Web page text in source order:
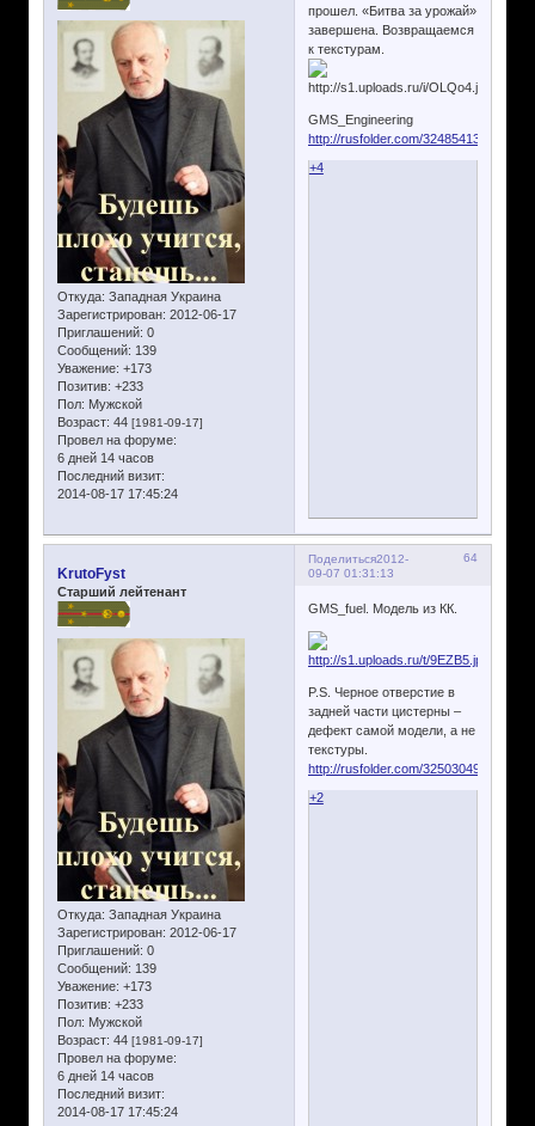
Откуда: Западная Украина
Зарегистрирован: 2012-06-17
Приглашений: 0
Сообщений: 139
Уважение: +173
Позитив: +233
Пол: Мужской
Возраст: 44 [1981-09-17]
Провел на форуме:
6 дней 14 часов
Последний визит:
2014-08-17 17:45:24
прошел. «Битва за урожай»
завершена. Возвращаемся
к текстурам.
GMS_Engineering
http://rusfolder.com/32485413
+4
Поделиться 64
2012-
09-07 01:31:13
KrutoFyst
Старший лейтенант
Откуда: Западная Украина
Зарегистрирован: 2012-06-17
Приглашений: 0
Сообщений: 139
Уважение: +173
Позитив: +233
Пол: Мужской
Возраст: 44 [1981-09-17]
Провел на форуме:
6 дней 14 часов
Последний визит:
2014-08-17 17:45:24
GMS_fuel. Модель из КК.
P.S. Черное отверстие в
задней части цистерны –
дефект самой модели, а не
текстуры.
http://rusfolder.com/32503049
+2